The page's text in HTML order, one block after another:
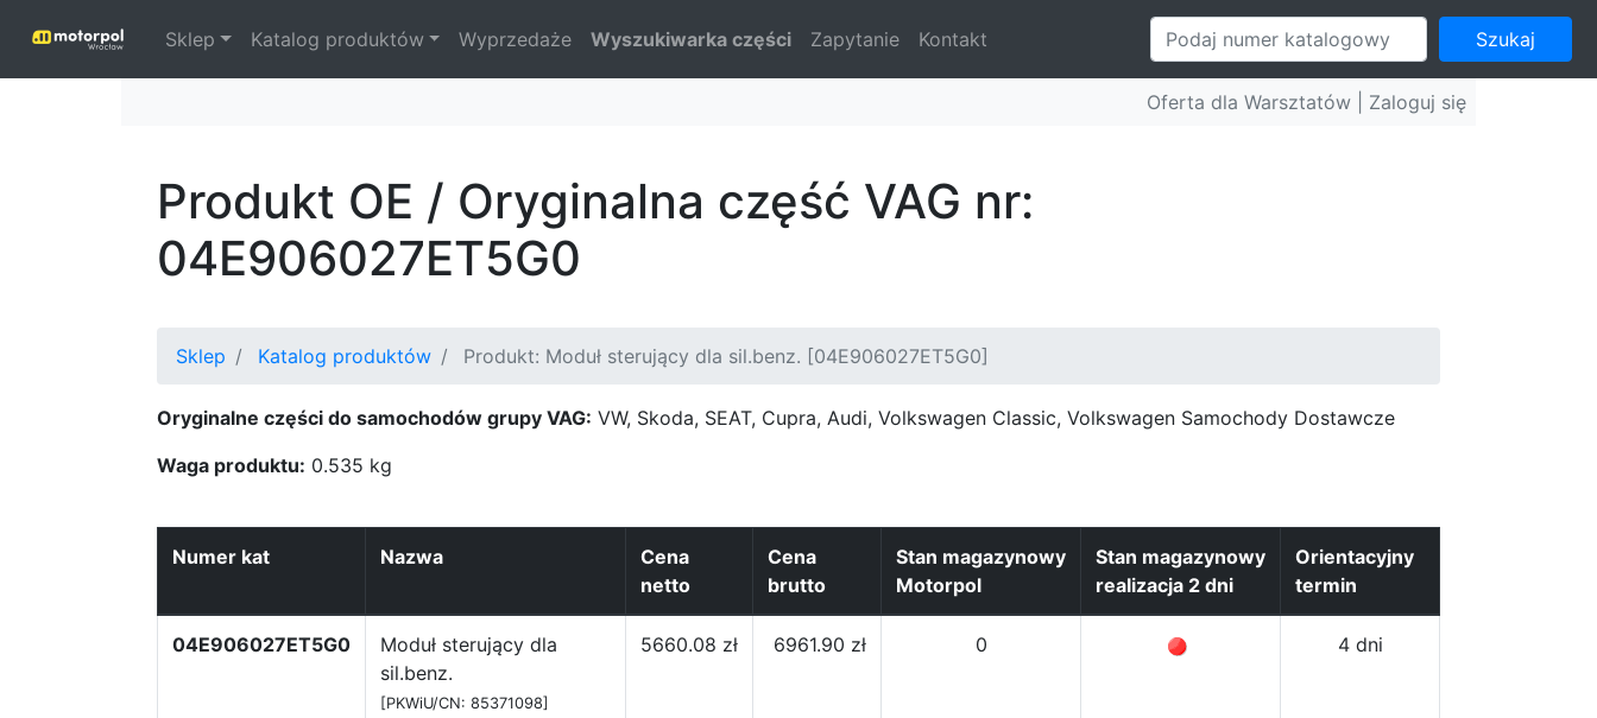
Sklep Katalog produktów Wyprzedaże Wyszukiwarka części Zapytanie Kontakt Szukaj
Oferta dla Warsztatów | Zaloguj się
Produkt OE / Oryginalna część VAG nr:
04E906027ET5G0
Sklep Katalog produktów Produkt: Moduł sterujący dla sil.benz. [04E906027ET5G0]
Oryginalne części do samochodów grupy VAG: VW, Skoda, SEAT, Cupra, Audi, Volkswagen Classic, Volkswagen Samochody Dostawcze
Waga produktu: 0.535 kg
Numer kat Nazwa
Cena
netto
Cena
brutto
Stan magazynowy
Motorpol
Stan magazynowy
realizacja 2 dni
Orientacyjny
termin
04E906027ET5G0
Moduł sterujący dla
sil.benz.
[PKWiU/CN: 85371098]
5660.08 zł 6961.90 zł 0 4 dni